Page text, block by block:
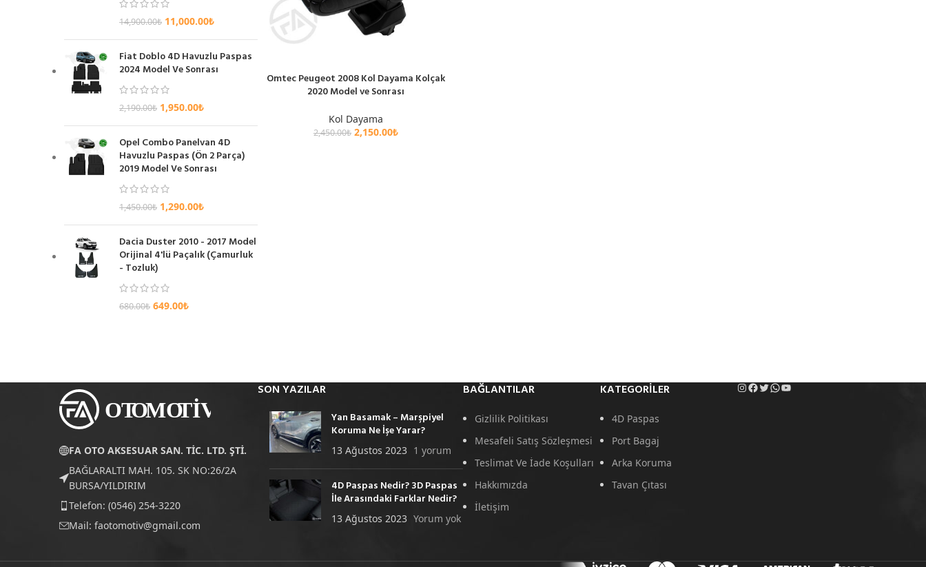
14,900.00₺ 11,000.00₺
Fiat Doblo 4D Havuzlu Paspas
2024 Model Ve Sonrası
2,190.00₺ 1,950.00₺
Opel Combo Panelvan 4D
Havuzlu Paspas (Ön 2 Parça)
2019 Model Ve Sonrası
1,450.00₺ 1,290.00₺
Dacia Duster 2010 - 2017 Model
Orijinal 4'lü Paçalık (Çamurluk
- Tozluk)
680.00₺ 649.00₺
SEPETE EKLE
Omtec Peugeot 2008 Kol Dayama Kolçak
2020 Model ve Sonrası
Kol Dayama
2,450.00₺ 2,150.00₺
FA OTO AKSESUAR SAN. TİC. LTD. ŞTİ.
BAĞLARALTI MAH. 105. SK NO:26/2A
BURSA/YILDIRIM
Telefon: (0546) 254-3220
Mail: faotomotiv@gmail.com
SON YAZILAR
Yan Basamak – Marşpiyel
Koruma Ne İşe Yarar?
13 Ağustos 2023 1 yorum
4D Paspas Nedir? 3D Paspas
İle Arasındaki Farklar Nedir?
13 Ağustos 2023 Yorum yok
BAĞLANTILAR
Gizlilik Politikası
Mesafeli Satış Sözleşmesi
Teslimat Ve İade Koşulları
Hakkımızda
İletişim
KATEGORILER
4D Paspas
Port Bagaj
Arka Koruma
Tavan Çıtası